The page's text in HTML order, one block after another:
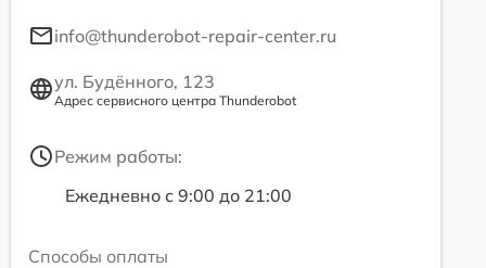
info@thunderobot-repair-center.ru
ул. Будённого, 123
Адрес сервисного центра Thunderobot
Режим работы:
Ежедневно с 9:00 до 21:00
Способы оплаты